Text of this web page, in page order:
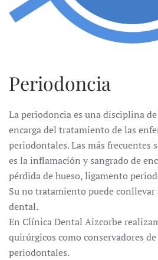
Periodoncia
La periodoncia es una disciplina
encarga del tratamiento de las
periodontales. Las más frecuentes
es la inflamación y sangrado de
pérdida de hueso, ligamento
Su no tratamiento puede conllevar
dental.
En Clínica Dental Aizcorbe
quirúrgicos como conservadores
periodontales.